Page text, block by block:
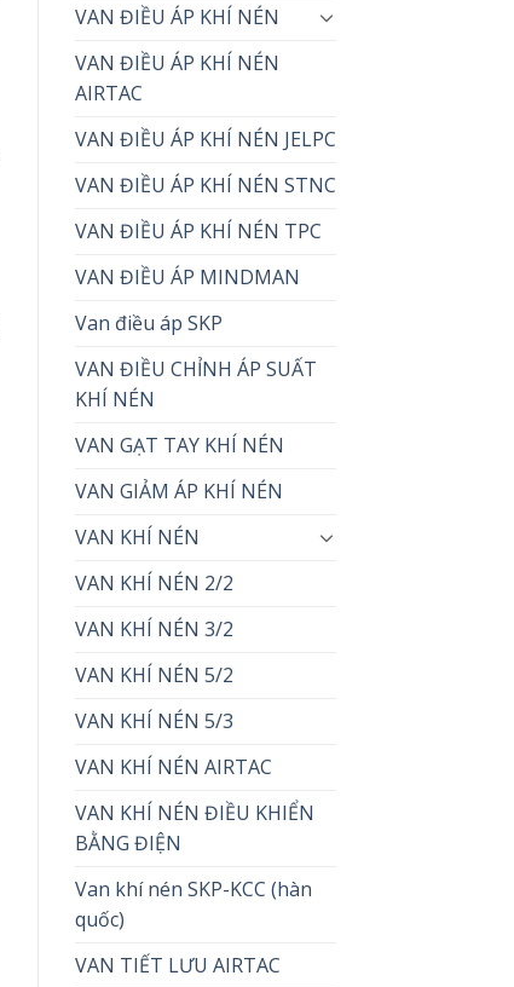
VAN ĐIỀU ÁP KHÍ NÉN
VAN ĐIỀU ÁP KHÍ NÉN
AIRTAC
VAN ĐIỀU ÁP KHÍ NÉN JELPC
VAN ĐIỀU ÁP KHÍ NÉN STNC
VAN ĐIỀU ÁP KHÍ NÉN TPC
VAN ĐIỀU ÁP MINDMAN
Van điều áp SKP
VAN ĐIỀU CHỈNH ÁP SUẤT
KHÍ NÉN
VAN GẠT TAY KHÍ NÉN
VAN GIẢM ÁP KHÍ NÉN
VAN KHÍ NÉN
VAN KHÍ NÉN 2/2
VAN KHÍ NÉN 3/2
VAN KHÍ NÉN 5/2
VAN KHÍ NÉN 5/3
VAN KHÍ NÉN AIRTAC
VAN KHÍ NÉN ĐIỀU KHIỂN
BẰNG ĐIỆN
Van khí nén SKP-KCC (hàn
quốc)
VAN TIẾT LƯU AIRTAC